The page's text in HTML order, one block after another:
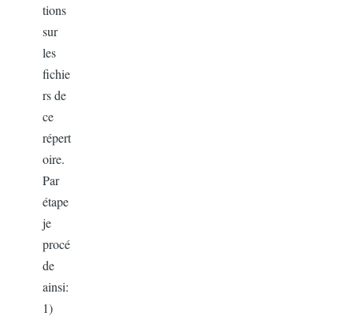
tions
sur
les
fichie
rs de
ce
répert
oire.
Par
étape
je
procé
de
ainsi:
1)